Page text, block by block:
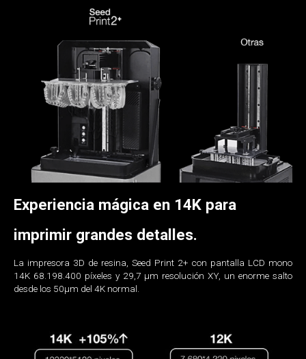
Experiencia mágica en 14K para
imprimir grandes detalles.
La impresora 3D de resina, Seed Print 2+ con pantalla LCD mono
14K 68.198.400 píxeles y 29,7 µm resolución XY, un enorme salto
desde los 50μm del 4K normal.